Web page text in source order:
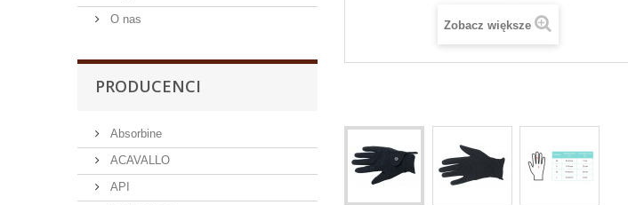
O nas
PRODUCENCI
Absorbine
ACAVALLO
API
Zobacz większe